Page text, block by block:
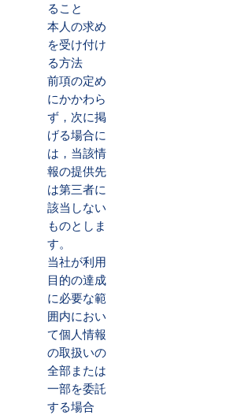
ること
本人の求め
を受け付け
る方法
前項の定め
にかかわら
ず，次に掲
げる場合に
は，当該情
報の提供先
は第三者に
該当しない
ものとしま
す。
当社が利用
目的の達成
に必要な範
囲内におい
て個人情報
の取扱いの
全部または
一部を委託
する場合